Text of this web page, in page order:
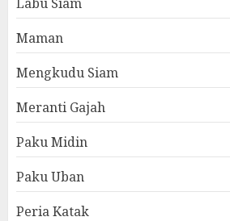
Maman
Mengkudu Siam
Meranti Gajah
Paku Midin
Paku Uban
Peria Katak